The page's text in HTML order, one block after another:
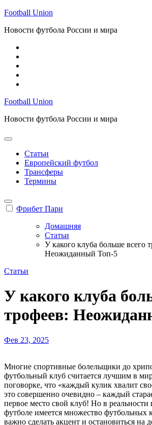
Перейти
содержимому
Football Union
Новости футбола России и мира
Football Union
Новости футбола России и мира
Статьи
Европейский футбол
Трансферы
Термины
Фрибет Пари
Домашняя
Статьи
У какого клуба больше всего
Неожиданный Топ-5
Статьи
У какого клуба
трофеев:
Фев 23, 2025
Многие спортивные болельщики до хрипоты спорят, – какой
футбольный клуб считается лучшим в
поговорке, что «каждый кулик хвалит
это совершенно очевидно – каждый
первое место свой клуб! Но в реальности
футболе имеется множество футбольных
важно сделать акцент и остановиться на